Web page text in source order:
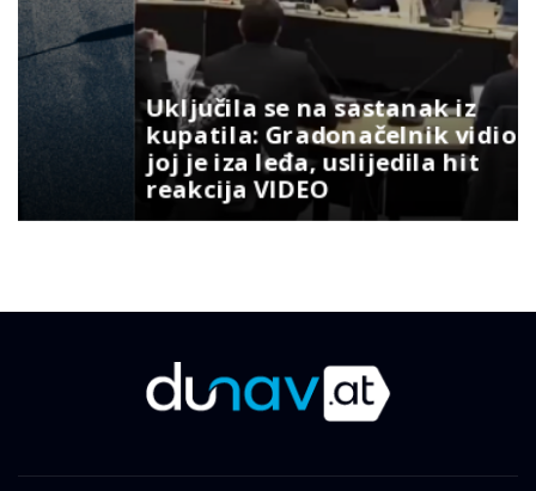
Uključila se na sastanak iz
kupatila: Gradonačelnik vidio šta
joj je iza leđa, uslijedila hit
reakcija VIDEO